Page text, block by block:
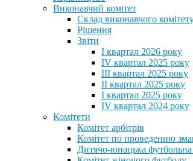
Виконавчий комітет
Склад виконавчого
Рішення
Звіти
I квартал 2026 року
IV квартал 2025 року
III квартал 2025 року
II квартал 2025 року
I квартал 2025 року
IV квартал 2024 року
Комітети
Комітет арбітрів
Комітет по проведенню
Дитячо-юнацька футбольна